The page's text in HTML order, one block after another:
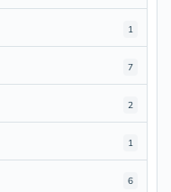
1
7
2
1
6